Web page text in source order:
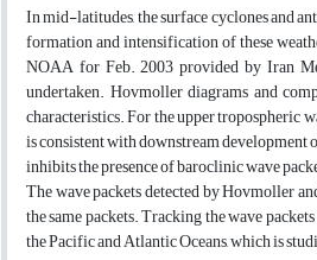
In mid-latitudes, the surface cyclones and
formation and intensification of these
NOAA for Feb. 2003 provided by Iran
undertaken. Hovmoller diagrams and
characteristics. For the upper tropospheric
is consistent with downstream development
inhibits the presence of baroclinic wave
The wave packets detected by Hovmoller
the same packets. Tracking the wave
the Pacific and Atlantic Oceans, which is